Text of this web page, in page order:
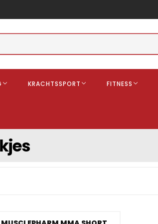
KRACHTSSPORT FITNESS